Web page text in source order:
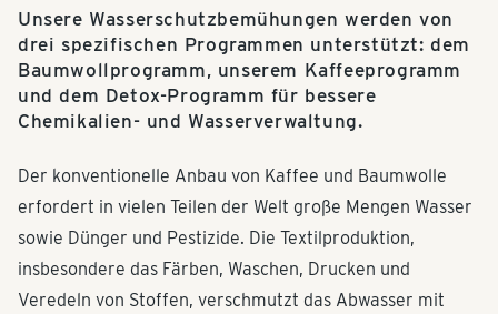
Unsere Wasserschutzbemühungen werden von
drei spezifischen Programmen unterstützt: dem
Baumwollprogramm, unserem Kaffeeprogramm
und dem Detox-Programm für bessere
Chemikalien- und Wasserverwaltung.
Der konventionelle Anbau von Kaffee und Baumwolle
erfordert in vielen Teilen der Welt große Mengen Wasser
sowie Dünger und Pestizide. Die Textilproduktion,
insbesondere das Färben, Waschen, Drucken und
Veredeln von Stoffen, verschmutzt das Abwasser mit